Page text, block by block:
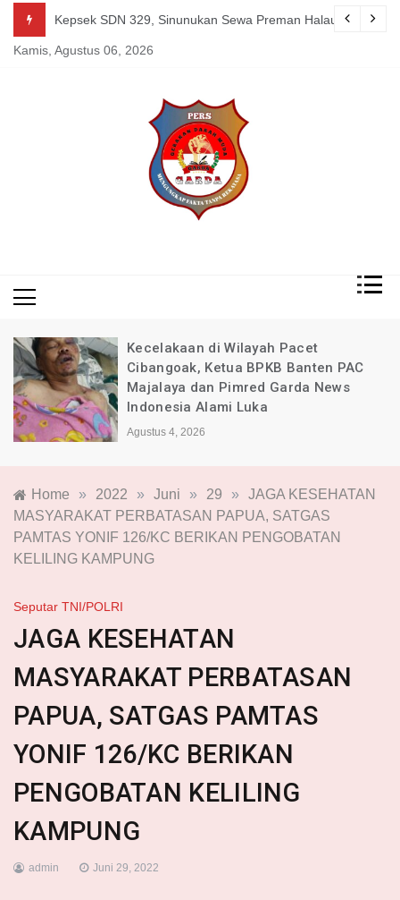
content
Uden Pimred Garda News Indonesia yang Sedang Pemulihan
Kepsek SDN 329, Sinunukan Sewa Preman Halau LSM
Kamis, Agustus 06, 2026
Kecelakaan di Wilayah Pacet
Cibangoak, Ketua BPKB Banten PAC
Majalaya dan Pimred Garda News
Indonesia Alami Luka
Agustus 4, 2026
Home » 2022 » Juni » 29 »
JAGA KESEHATAN
MASYARAKAT PERBATASAN PAPUA, SATGAS
PAMTAS YONIF 126/KC BERIKAN PENGOBATAN
KELILING KAMPUNG
Seputar TNI/POLRI
JAGA KESEHATAN
MASYARAKAT PERBATASAN
PAPUA, SATGAS PAMTAS
YONIF 126/KC BERIKAN
PENGOBATAN KELILING
KAMPUNG
admin Juni 29, 2022